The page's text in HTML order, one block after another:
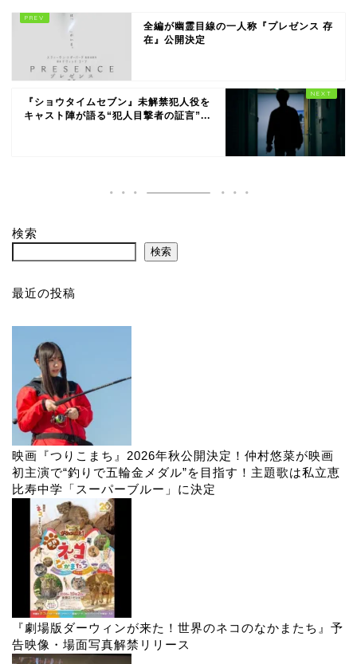
全編が幽霊目線の一人称『プレゼンス 存
在』公開決定
『ショウタイムセブン』未解禁犯人役を
キャスト陣が語る“犯人目撃者の証言”...
検索
検索
最近の投稿
映画『つりこまち』2026年秋公開決定！仲村悠菜が映画
初主演で“釣りで五輪金メダル”を目指す！主題歌は私立恵
比寿中学「スーパーブルー」に決定
『劇場版ダーウィンが来た！世界のネコのなかまたち』予
告映像・場面写真解禁リリース